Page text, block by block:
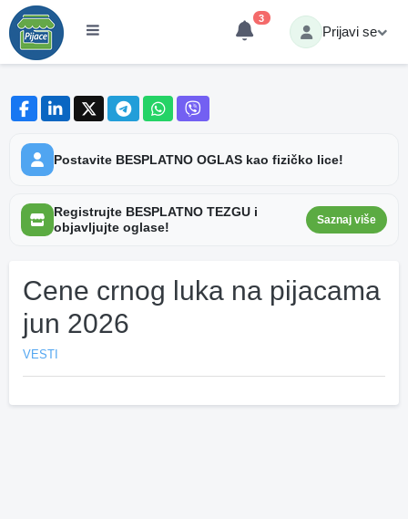
3
Prijavi se
Postavite BESPLATNO OGLAS kao fizičko lice!
Registrujte BESPLATNO TEZGU i
objavljujte oglase!
Saznaj više
Cene crnog luka na pijacama
jun 2026
VESTI